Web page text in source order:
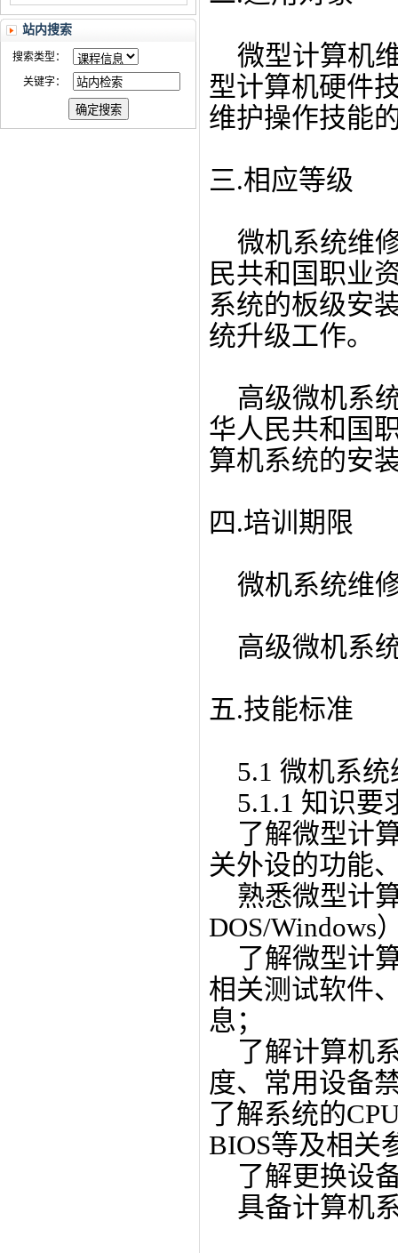
站内搜索
搜索类型：
关键字：
微型计算机
型计算机硬件
维护操作技能
三.相应等级
微机系统维
民共和国职业
系统的板级安
统升级工作。
高级微机系
华人民共和国
算机系统的安
四.培训期限
微机系统维
高级微机系
五.技能标准
5.1 微机系统
5.1.1 知识要
了解微型计
关外设的功能
熟悉微型计
DOS/Windows
了解微型计
相关测试软件
息；
了解计算机
度、常用设备
了解系统的
BIOS等及相关
了解更换设
具备计算机